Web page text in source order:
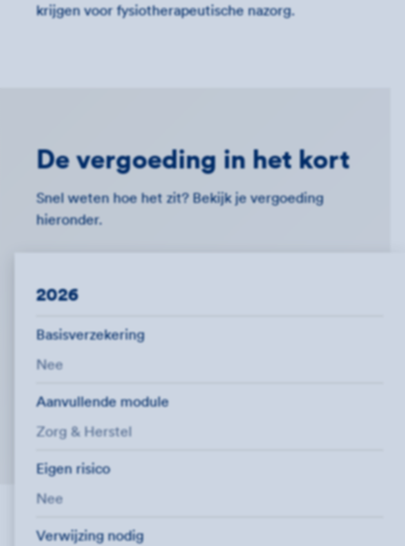
krijgen voor fysiotherapeutische nazorg.
De vergoeding in het kort
Snel weten hoe het zit? Bekijk je vergoeding
hieronder.
2026
Basisverzekering
Nee
Aanvullende module
Zorg & Herstel
Eigen risico
Nee
Verwijzing nodig